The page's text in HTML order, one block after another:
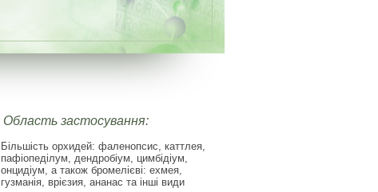
Область застосування:
Більшість орхидей: фаленопсис, каттлея,
пафіопеділум, дендробіум, цимбідіум,
онцидіум, а також бромелієві: ехмея,
гузманія, врієзия, ананас та інші види